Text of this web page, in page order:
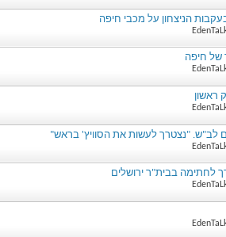
הניצחון על מכבי חיפה
של חיפה
ראשון
"נצטרך לעשות את הסוויץ' בראש"
לחתימה בבית"ר ירושלים